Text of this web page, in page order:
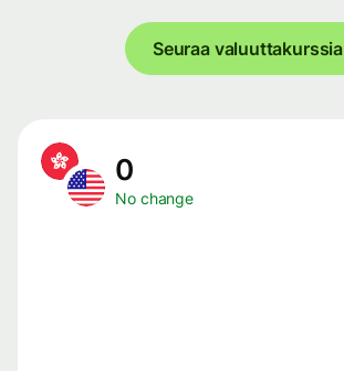
Seuraa valuuttakurssia
0
No change